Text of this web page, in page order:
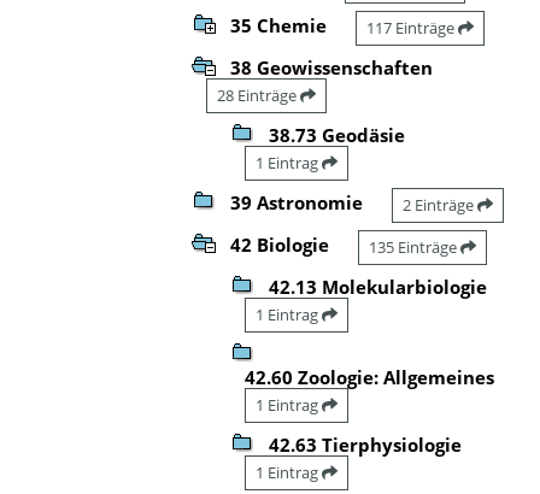
35 Chemie 117 Einträge
38 Geowissenschaften
28 Einträge
38.73 Geodäsie
1 Eintrag
39 Astronomie 2 Einträge
42 Biologie 135 Einträge
42.13 Molekularbiologie
1 Eintrag
42.60 Zoologie: Allgemeines
1 Eintrag
42.63 Tierphysiologie
1 Eintrag